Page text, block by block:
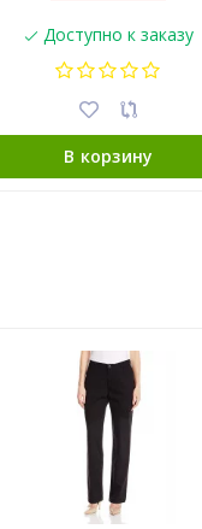
Доступно к заказу
В корзину